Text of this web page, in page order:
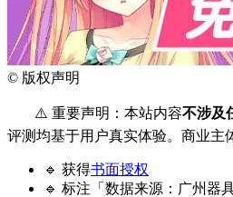
© 版权声明
⚠️ 重要声明：本站内容不涉及
评测均基于用户真实体验。商业主
🔹 获得书面授权
🔹 标注「数据来源：广州器